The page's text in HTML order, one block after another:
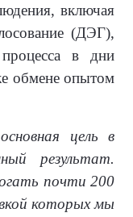
включая
(ДЭГ),
процесса в дни
обмене опытом
цель в
результат.
почти 200
которых мы